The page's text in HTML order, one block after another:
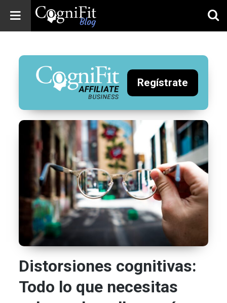
Blog: Brain
Health
News
Brain Training,
Mental Health, and
Wellness
Regístrate
Distorsiones cognitivas:
Todo lo que necesitas